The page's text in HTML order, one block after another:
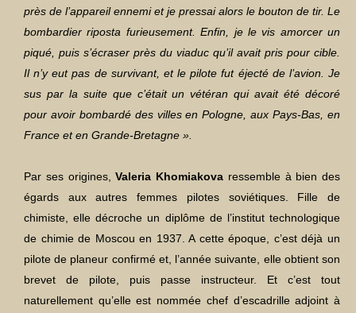
près de l’appareil ennemi et je pressai alors le bouton de tir. Le
bombardier riposta furieusement. Enfin, je le vis amorcer un
piqué, puis s’écraser près du viaduc qu’il avait pris pour cible.
Il n’y eut pas de survivant, et le pilote fut éjecté de l’avion. Je
sus par la suite que c’était un vétéran qui avait été décoré
pour avoir bombardé des villes en Pologne, aux Pays-Bas, en
France et en Grande-Bretagne ».
Par ses origines,Valeria Khomiakova ressemble à bien des
égards aux autres femmes pilotes soviétiques. Fille de
chimiste, elle décroche un diplôme de l’institut technologique
de chimie de Moscou en 1937. A cette époque, c’est déjà un
pilote de planeur confirmé et, l’année suivante, elle obtient son
brevet de pilote, puis passe instructeur. Et c’est tout
naturellement qu’elle est nommée chef d’escadrille adjoint à